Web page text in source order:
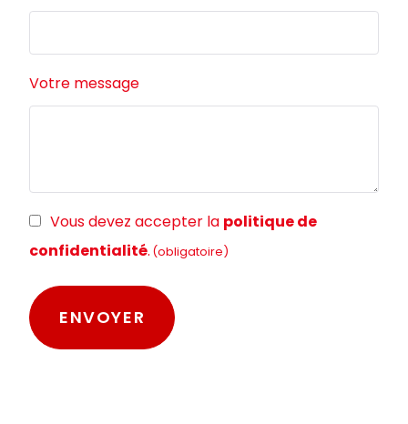
Votre message
RGPDVous devez accepter la politique de
confidentialité. (obligatoire)